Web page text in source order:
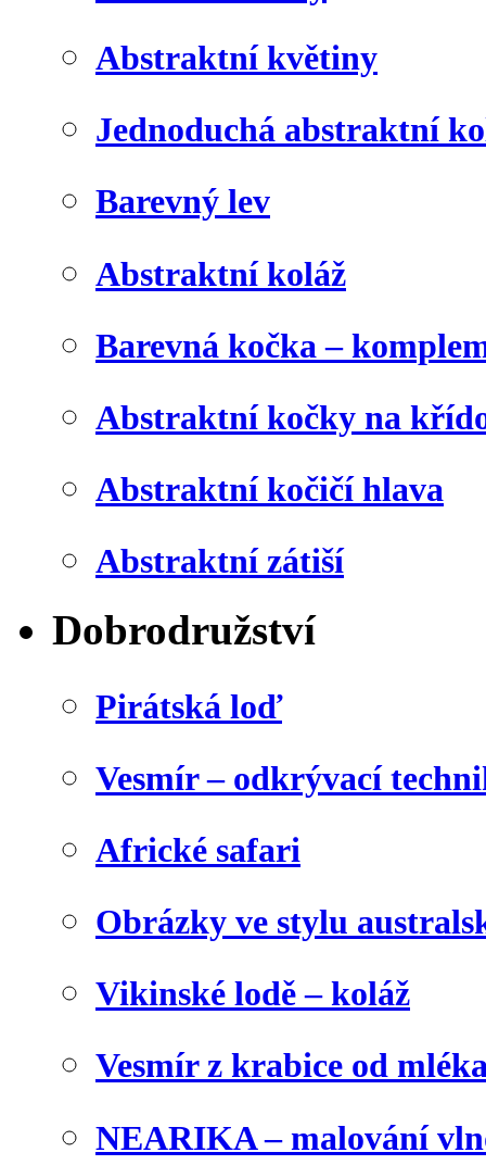
Abstraktní květiny
Jednoduchá abstraktní
Barevný lev
Abstraktní koláž
Barevná kočka –
Abstraktní kočky na
Abstraktní kočičí hlava
Abstraktní zátiší
Dobrodružství
Pirátská loď
Vesmír – odkrývací
Africké safari
Obrázky ve stylu
Vikinské lodě – koláž
Vesmír z krabice od
NEARIKA – malování